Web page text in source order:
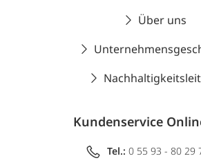
Über uns
Kundenservice
Tel.: 0 55 93 - 80 29